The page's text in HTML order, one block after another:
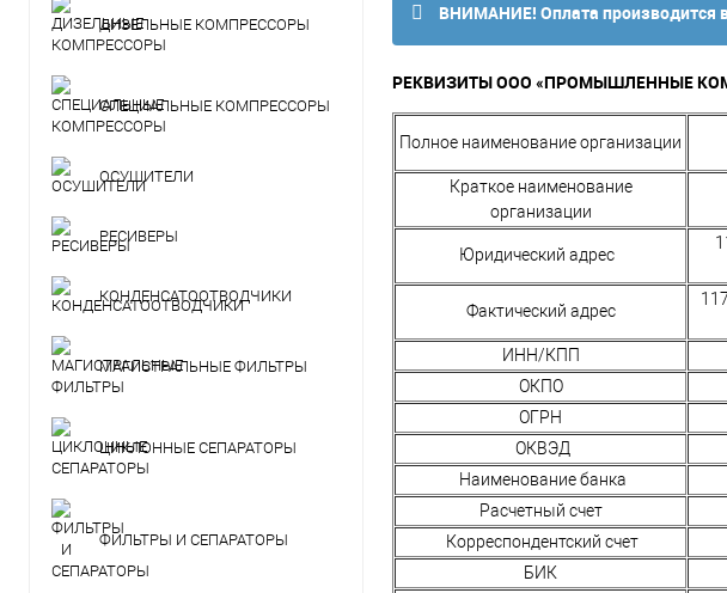
ДИЗЕЛЬНЫЕ КОМПРЕССОРЫ
СПЕЦИАЛЬНЫЕ КОМПРЕССОРЫ
ОСУШИТЕЛИ
РЕСИВЕРЫ
КОНДЕНСАТООТВОДЧИКИ
МАГИСТРАЛЬНЫЕ ФИЛЬТРЫ
ЦИКЛОННЫЕ СЕПАРАТОРЫ
ФИЛЬТРЫ И СЕПАРАТОРЫ
ВНИМАНИЕ! Оплата производится
РЕКВИЗИТЫ ООО «ПРОМЫШЛЕННЫЕ
Полное наименование организации
Краткое наименование
организации
Юридический адрес
Фактический адрес
ИНН/КПП
ОКПО
ОГРН
ОКВЭД
Наименование банка
Расчетный счет
Корреспондентский счет
БИК